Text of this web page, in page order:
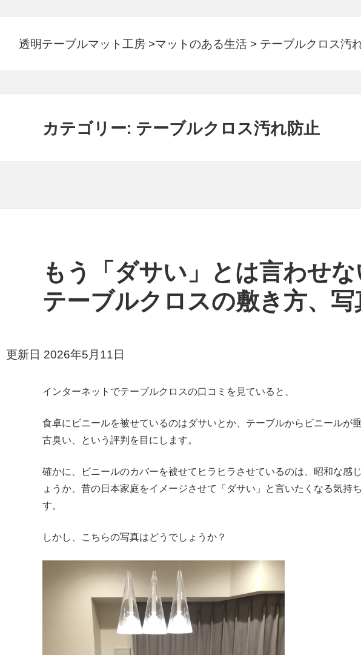
透明テーブルマット工房>マットのある生活> テーブルクロス汚
カテゴリー: テーブルクロス汚れ防止
もう「ダサい」とは言わせな
テーブルクロスの敷き方、写
更新日 2026年5月11日
インターネットでテーブルクロスの口コミを見ていると、
食卓にビニールを被せているのはダサいとか、テーブルからビニールが
古臭い、という評判を目にします。
確かに、ビニールのカバーを被せてヒラヒラさせているのは、昭和な感
ょうか、昔の日本家庭をイメージさせて「ダサい」と言いたくなる気持
す。
しかし、こちらの写真はどうでしょうか？